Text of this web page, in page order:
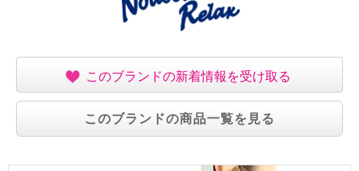
このブランドの新着情報を受け取る
このブランドの商品一覧を見る